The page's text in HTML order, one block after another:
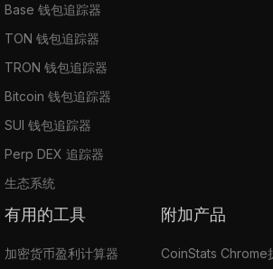
Base 钱包追踪器
TON 钱包追踪器
TRON 钱包追踪器
Bitcoin 钱包追踪器
SUI 钱包追踪器
Perp DEX 追踪器
生态系统
有用的工具
加密货币盈利计算器
附加产品
CoinStats Chrome